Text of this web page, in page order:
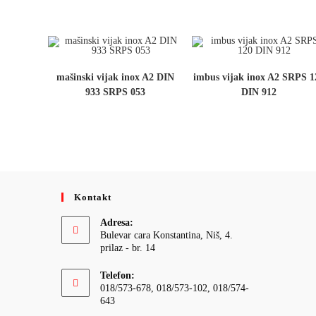
mašinski vijak inox A2 DIN
933 SRPS 053
imbus vijak inox A2 SRPS
DIN 912
Kontakt
Adresa:
Bulevar cara Konstantina, Niš, 4.
prilaz - br. 14
Telefon:
018/573-678, 018/573-102, 018/574-
643